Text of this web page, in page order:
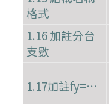
格式
1.16 加註分台
支數
1.17加註fy=…